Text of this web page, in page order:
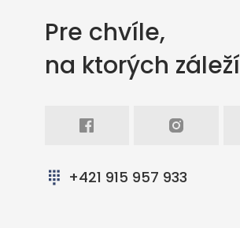
Pre chvíle,
na ktorých záleží
+421 915 957 933